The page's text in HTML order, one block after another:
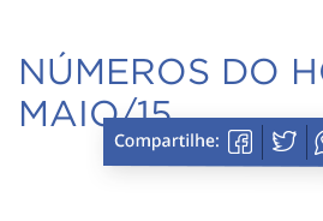
NÚMEROS DO
MAIO/15